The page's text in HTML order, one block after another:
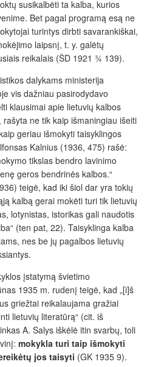
susikalbėti ta kalba, kurios
Bet pagal programą esą ne
turintys dirbti savarankiškai,
laipsnį, t. y. galėtų
reikalais (ŠD 1921 ¾ 139).
dalykams ministerija
vis dažniau pasirodydavo
klausimai apie lietuvių kalbos
ne tik kaip išmaningiau išeiti
geriau išmokyti taisyklingos
Kalnius (1936, 475) rašė:
tikslas bendro lavinimo
geros bendrinės kalbos.“
teigė, kad iki šiol dar yra tokių
kalbą gerai mokėti turi tik lietuvių
lotynistas, istorikas gali naudotis
(ten pat, 22). Taisyklinga kalba
nes be jų pagalbos lietuvių
įstatymą švietimo
1935 m. rudenį teigė, kad „[i]š
griežtai reikalaujama gražiai
lietuvių literatūrą“ (cit. iš
A. Salys iškėlė itin svarbų, toli
mokykla turi taip išmokyti
jos taisyti (GK 1935 9).